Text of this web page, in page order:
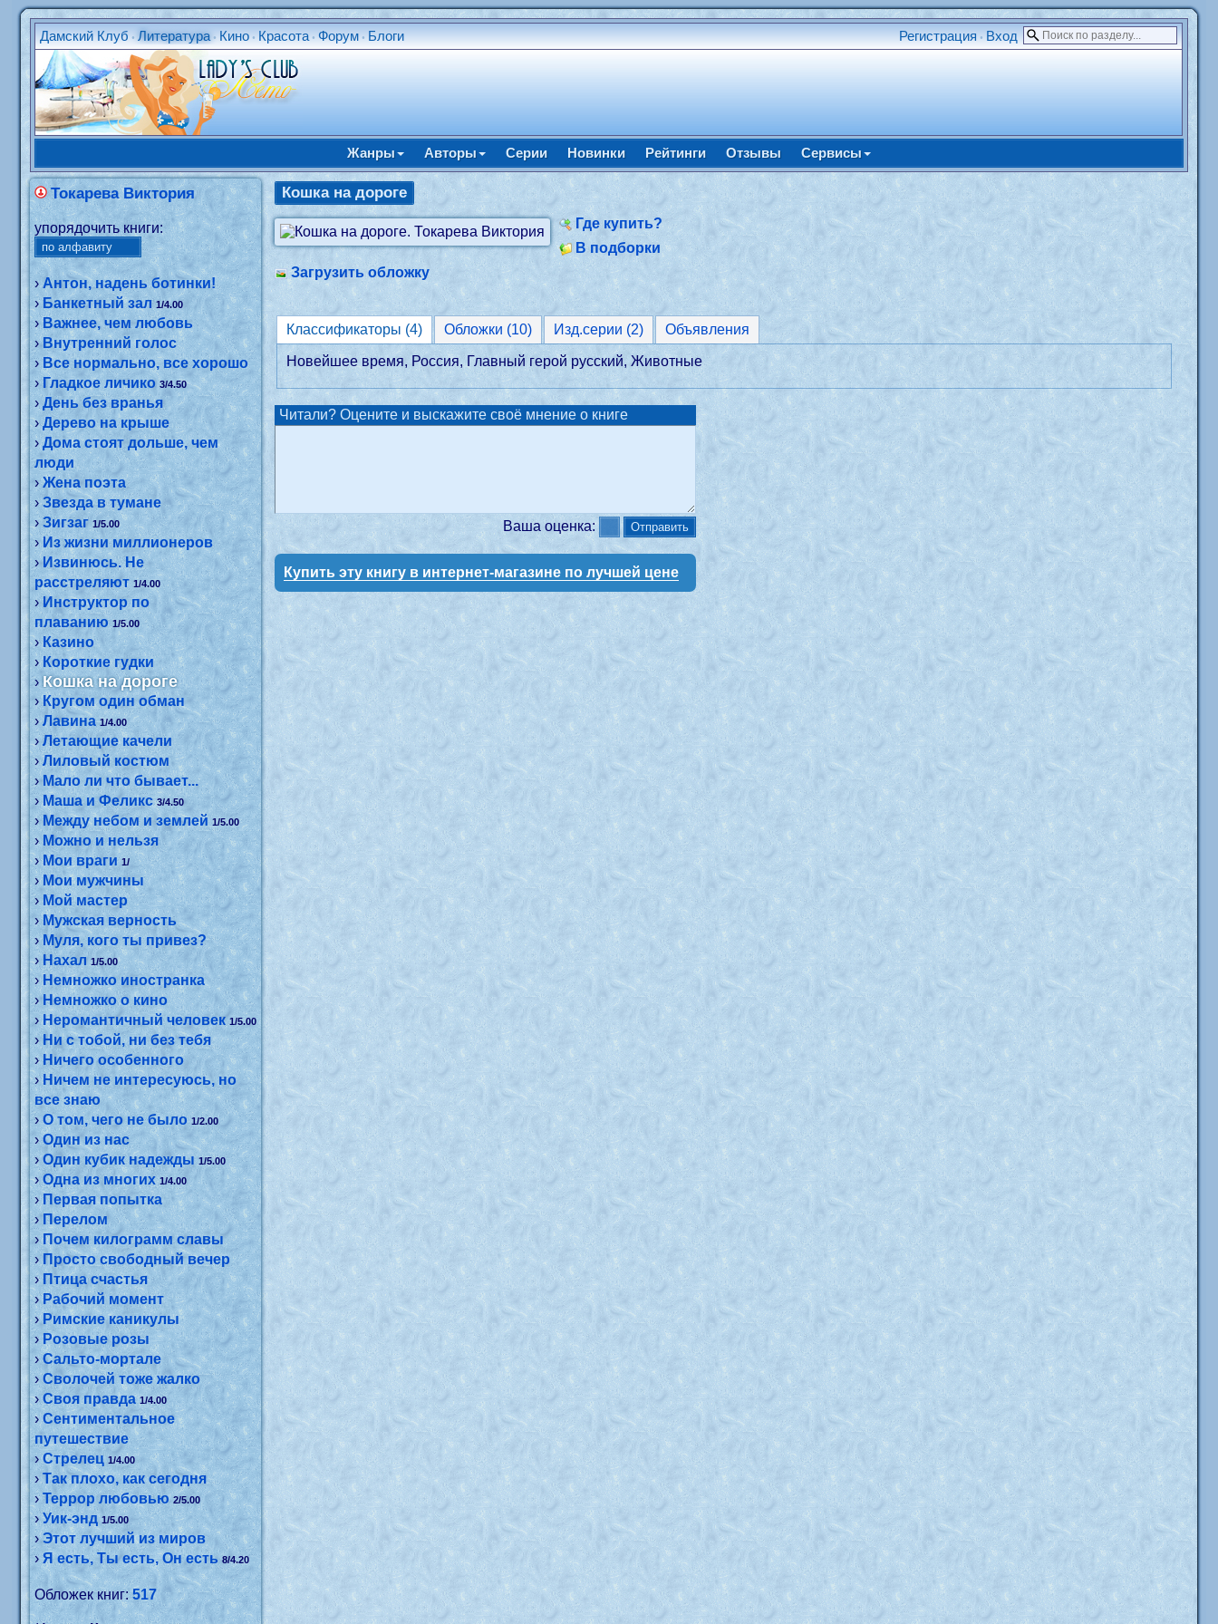
Дамский Клуб •Литература • Кино • Красота •Форум • Блоги Регистрация • Вход
Жанры Авторы Серии Новинки Рейтинги Отзывы Сервисы
Токарева Виктория
упорядочить книги:
›Антон, надень ботинки!
›Банкетный зал 1/4.00
›Важнее, чем любовь
›Внутренний голос
› Все нормально, все хорошо
›Гладкое личико 3/4.50
›День без вранья
›Дерево на крыше
›Дома стоят дольше, чем
люди
›Жена поэта
›Звезда в тумане
›Зигзаг 1/5.00
›Из жизни миллионеров
›Извинюсь. Не
расстреляют 1/4.00
›Инструктор по
плаванию 1/5.00
›Казино
›Короткие гудки
› Кошка на дороге
›Кругом один обман
›Лавина 1/4.00
›Летающие качели
›Лиловый костюм
› Мало ли что бывает...
›Маша и Феликс 3/4.50
›Между небом и землей 1/5.00
›Можно и нельзя
›Мои враги 1/
›Мои мужчины
› Мой мастер
›Мужская верность
›Муля, кого ты привез?
› Нахал 1/5.00
›Немножко иностранка
› Немножко о кино
›Неромантичный человек 1/5.00
›Ни с тобой, ни без тебя
›Ничего особенного
›Ничем не интересуюсь, но
все знаю
›О том, чего не было 1/2.00
›Один из нас
›Один кубик надежды 1/5.00
›Одна из многих 1/4.00
›Первая попытка
› Перелом
›Почем килограмм славы
› Просто свободный вечер
›Птица счастья
›Рабочий момент
› Римские каникулы
›Розовые розы
›Сальто-мортале
›Сволочей тоже жалко
›Своя правда 1/4.00
›Сентиментальное
путешествие
›Стрелец 1/4.00
›Так плохо, как сегодня
›Террор любовью 2/5.00
›Уик-энд 1/5.00
›Этот лучший из миров
›Я есть, Ты есть, Он есть 8/4.20
Обложек книг:517
Кошка на дороге
Где купить?
В подборки
Загрузить обложку
Классификаторы (4) Обложки (10) Изд.серии (2) Объявления
Новейшее время, Россия, Главный герой русский, Животные
Читали? Оцените и выскажите своё мнение о книге
Ваша оценка:
Купить эту книгу в интернет-магазине по лучшей цене